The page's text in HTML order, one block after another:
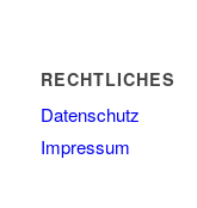
RECHTLICHES
Datenschutz
Impressum